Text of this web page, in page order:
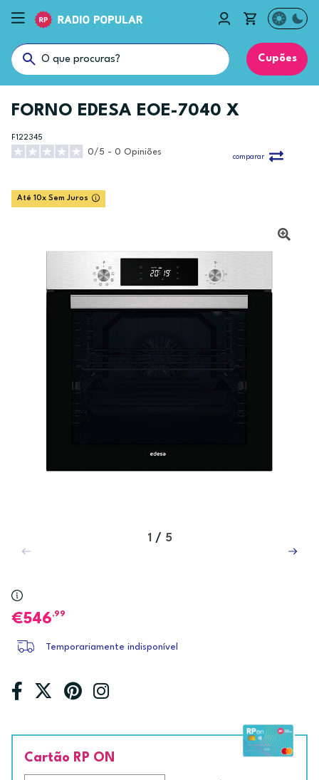
Cupões
FORNO EDESA EOE-7040 X
F122345
0/5 - 0 Opiniões
comparar
Até 10x Sem Juros
1 / 5
546,99
Temporariamente indisponível
Cartão RP ON